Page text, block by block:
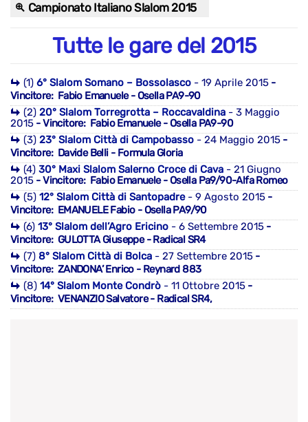
Campionato Italiano Slalom 2015
Tutte le gare del 2015
(1) 6° Slalom Somano – Bossolasco - 19 Aprile 2015 -
Vincitore: Fabio Emanuele - Osella PA9-90
(2) 20° Slalom Torregrotta – Roccavaldina - 3 Maggio
2015 - Vincitore: Fabio Emanuele - Osella PA9-90
(3) 23° Slalom Città di Campobasso - 24 Maggio 2015 -
Vincitore: Davide Belli - Formula Gloria
(4) 30° Maxi Slalom Salerno Croce di Cava - 21 Giugno
2015 - Vincitore: Fabio Emanuele - Osella Pa9/90-Alfa Romeo
(5) 12° Slalom Città di Santopadre- 9 Agosto 2015 -
Vincitore: EMANUELE Fabio - Osella PA9/90
(6) 13° Slalom dell’Agro Ericino - 6 Settembre 2015 -
Vincitore: GULOTTA Giuseppe - Radical SR4
(7) 8° Slalom Città di Bolca - 27 Settembre 2015 -
Vincitore: ZANDONA’ Enrico - Reynard 883
(8) 14° Slalom Monte Condrò - 11 Ottobre 2015 -
Vincitore: VENANZIO Salvatore - Radical SR4,